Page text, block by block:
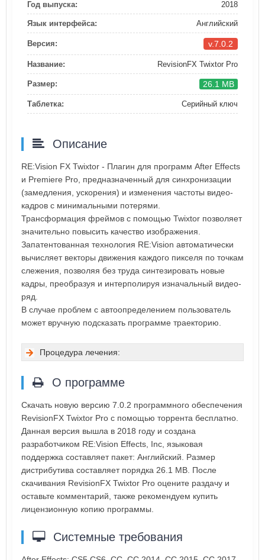
Год выпуска: 2018
Язык интерфейса: Английский
Версия: v.7.0.2
Название: RevisionFX Twixtor Pro
Размер: 26.1 MB
Таблетка: Серийный ключ
Описание
RE:Vision FX Twixtor - Плагин для программ After Effects
и Premiere Pro, предназначенный для синхронизации
(замедления, ускорения) и изменения частоты видео-
кадров с минимальными потерями.
Трансформация фреймов с помощью Twixtor позволяет
значительно повысить качество изображения.
Запатентованная технология RE:Vision автоматически
вычисляет векторы движения каждого пикселя по точкам
слежения, позволяя без труда синтезировать новые
кадры, преобразуя и интерполируя изначальный видео-
ряд.
В случае проблем с автоопределением пользователь
может вручную подсказать программе траекторию.
Процедура лечения:
О программе
Скачать новую версию 7.0.2 программного обеспечения
RevisionFX Twixtor Pro с помощью торрента бесплатно.
Данная версия вышла в 2018 году и создана
разработчиком RE:Vision Effects, Inc, языковая
поддержка составляет пакет: Английский. Размер
дистрибутива составляет порядка 26.1 MB. После
скачивания RevisionFX Twixtor Pro оцените раздачу и
оставьте комментарий, также рекомендуем купить
лицензионную копию программы.
Системные требования